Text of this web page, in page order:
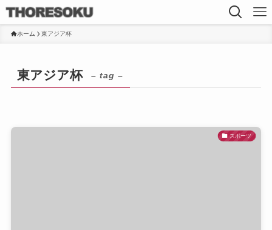
ホーム 東アジア杯
東アジア杯 – tag –
スポーツ